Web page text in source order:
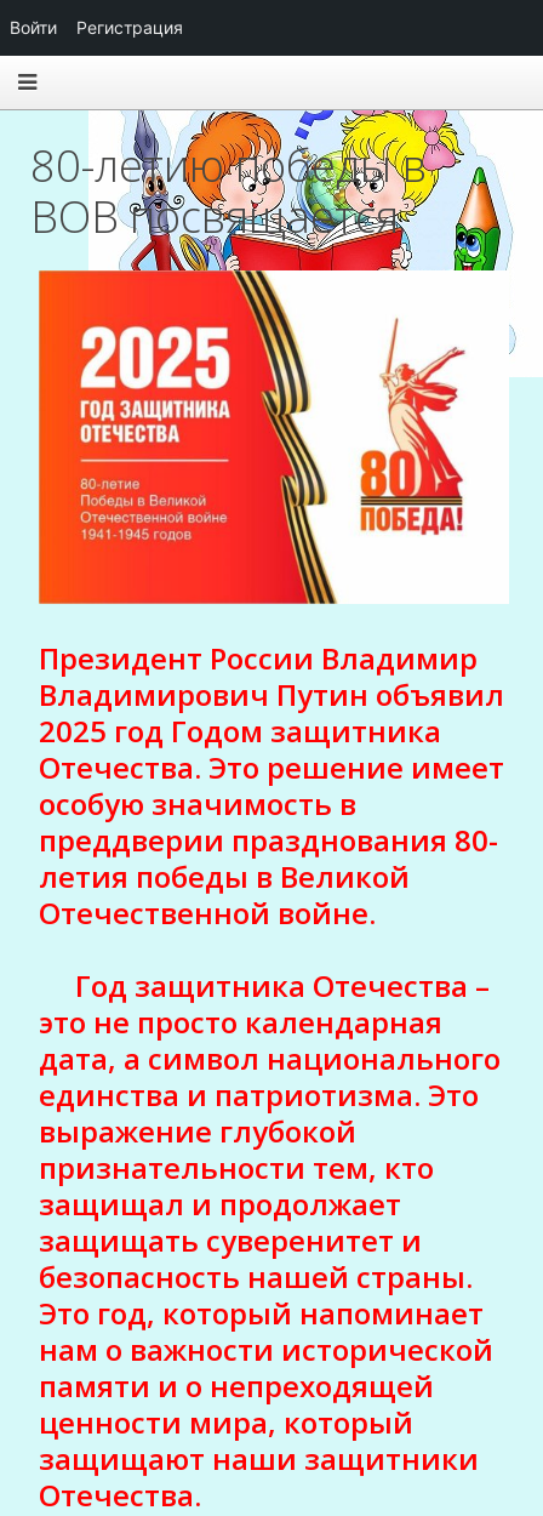
80-летию победы в
ВОВ посвящается
Президент России Владимир
Владимирович Путин объявил
2025 год Годом защитника
Отечества. Это решение имеет
особую значимость в
преддверии празднования 80-
летия победы в Великой
Отечественной войне.
Год защитника Отечества –
это не просто календарная
дата, а символ национального
единства и патриотизма. Это
выражение глубокой
признательности тем, кто
защищал и продолжает
защищать суверенитет и
безопасность нашей страны.
Это год, который напоминает
нам о важности исторической
памяти и о непреходящей
ценности мира, который
защищают наши защитники
Отечества.
Войти Регистрация